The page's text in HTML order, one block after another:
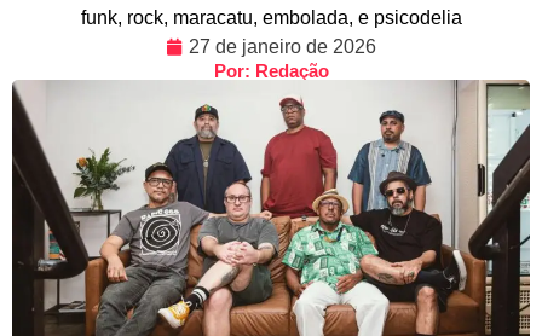
funk, rock, maracatu, embolada, e psicodelia
27 de janeiro de 2026
Por: Redação